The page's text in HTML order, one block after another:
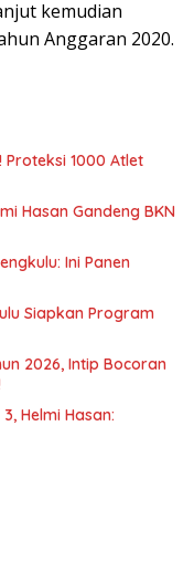
kemudian
Anggaran 2020.
Proteksi 1000 Atlet
Hasan Gandeng BKN
Ini Panen
Siapkan Program
2026, Intip Bocoran
Helmi Hasan: